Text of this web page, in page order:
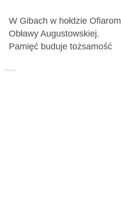
W Gibach w hołdzie Ofiarom
Obławy Augustowskiej.
Pamięć buduje tożsamość